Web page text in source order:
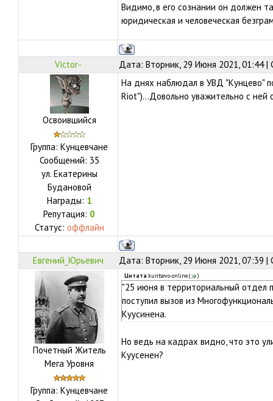
Видимо, в его сознании он должен
юридическая и человеческая
Victor- Дата: Вторник, 29 Июня 2021, 01:44
Освоившийся
Группа: Кунцевчане
Сообщений: 35
ул. Екатерины
Будановой
Награды: 1
Репутация: 0
Статус: оффлайн
На днях наблюдал в УВД "Кунцево"
Riot")...Довольно уважительно с ней
Евгений_Юрьевич Дата: Вторник, 29 Июня 2021, 07:39
Почетный Житель
Мега Уровня
Группа: Кунцевчане
Цитата kuntsevo-online( )
"25 июня в территориальный отдел
поступил вызов из
Куусинена.
Но ведь на кадрах видно, что это
Куусенен?